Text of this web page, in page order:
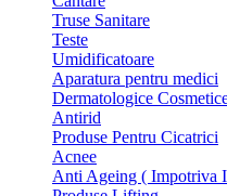
Truse Sanitare
Teste
Umidificatoare
Aparatura pentru medici
Dermatologice
Antirid
Produse Pentru Cicatrici
Acnee
Anti Ageing ( Impotriva